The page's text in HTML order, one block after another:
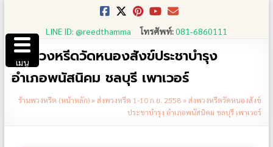
content
LINE ID: @reedthamma โทรศัพท์:081-6860111
ส่งพวงหรีดวัดหนองสังข์ประชาบำรุง
อำเภอพนัสนิคม ชลบุรี เพาเวอร์
ร้านพวงหรีด (หน้าหลัก)»ส่งพวงหรีด 1-10 ก.ย. 2558»ส่งพวงหรีดวัดหนองสังข์
ประชาบำรุง อำเภอพนัสนิคม ชลบุรี เพาเวอร์
เมนู